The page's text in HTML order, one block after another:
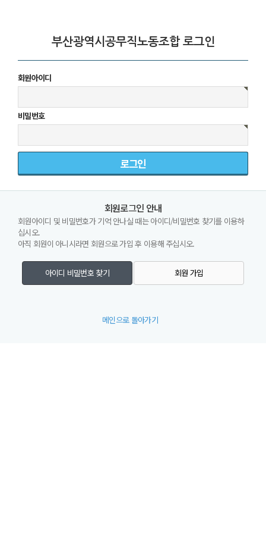
부산광역시공무직노동조합 로그인
회원아이디
비밀번호
회원로그인 안내
회원아이디 및 비밀번호가 기억 안나실 때는 아이디/비밀번호 찾기를 이용하
십시오.
아직 회원이 아니시라면 회원으로 가입 후 이용해 주십시오.
아이디 비밀번호 찾기 회원 가입
메인으로 돌아가기